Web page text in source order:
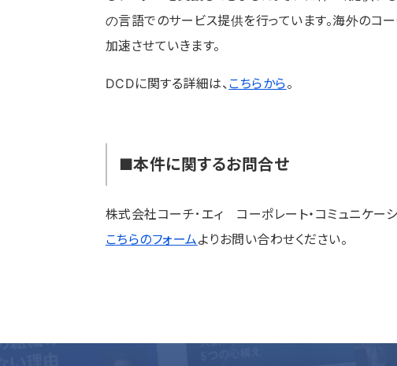
の言語でのサービス提供を行っています。海外のコ
加速させていきます。
DCDに関する詳細は、 こちらから。
■本件に関するお問合せ
株式会社コーチ･エィ コーポレート・コミュニケー
こちらのフォームよりお問い合わせください。